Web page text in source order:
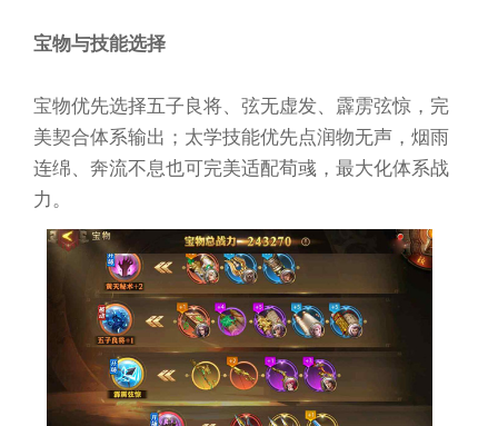
宝物与技能选择
宝物优先选择五子良将、弦无虚发、霹雳弦惊，完
美契合体系输出；太学技能优先点润物无声，烟雨
连绵、奔流不息也可完美适配荀彧，最大化体系战
力。